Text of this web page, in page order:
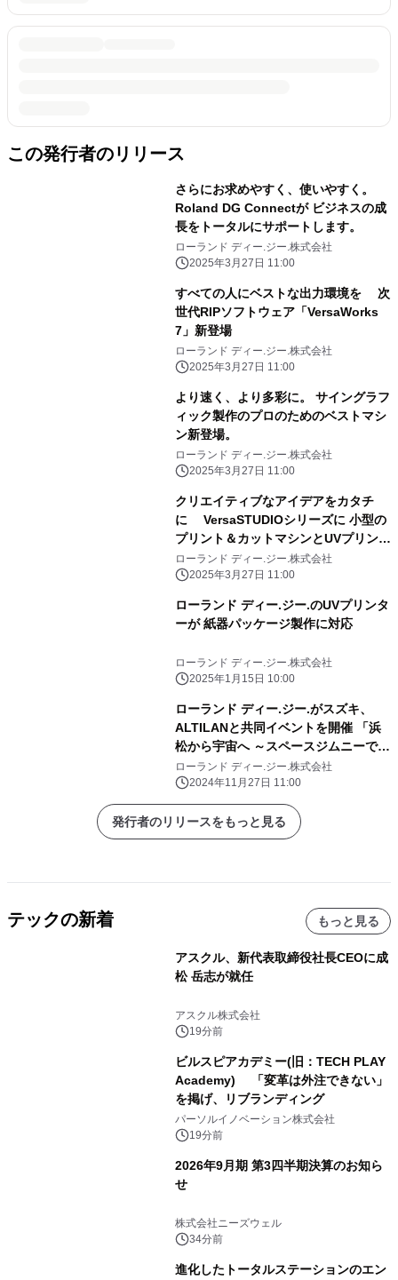
この発行者のリリース
さらにお求めやすく、使いやすく。
Roland DG Connectが ビジネスの成
長をトータルにサポートします。
ローランド ディー.ジー.株式会社
2025年3月27日 11:00
すべての人にベストな出力環境を 次
世代RIPソフトウェア「VersaWorks
7」新登場
ローランド ディー.ジー.株式会社
2025年3月27日 11:00
より速く、より多彩に。 サイングラフ
ィック製作のプロのためのベストマシ
ン新登場。
ローランド ディー.ジー.株式会社
2025年3月27日 11:00
クリエイティブなアイデアをカタチ
に VersaSTUDIOシリーズに 小型の
プリント＆カットマシンとUVプリンタ
ーが新登場
ローランド ディー.ジー.株式会社
2025年3月27日 11:00
ローランド ディー.ジー.のUVプリンタ
ーが 紙器パッケージ製作に対応
ローランド ディー.ジー.株式会社
2025年1月15日 10:00
ローランド ディー.ジー.がスズキ、
ALTILANと共同イベントを開催 「浜
松から宇宙へ ～スペースジムニーで飛
びだす宇宙の旅～ 」
ローランド ディー.ジー.株式会社
2024年11月27日 11:00
発行者のリリースをもっと見る
テックの新着 もっと見る
アスクル、新代表取締役社長CEOに成
松 岳志が就任
アスクル株式会社
19分前
ビルスピアカデミー(旧：TECH PLAY
Academy) 「変革は外注できない」
を掲げ、リブランディング
パーソルイノベーション株式会社
19分前
2026年9月期 第3四半期決算のお知ら
せ
株式会社ニーズウェル
34分前
進化したトータルステーションのエン